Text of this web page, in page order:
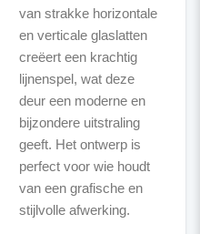
van strakke horizontale
en verticale glaslatten
creëert een krachtig
lijnenspel, wat deze
deur een moderne en
bijzondere uitstraling
geeft. Het ontwerp is
perfect voor wie houdt
van een grafische en
stijlvolle afwerking.